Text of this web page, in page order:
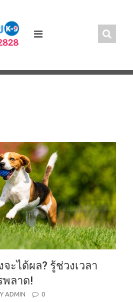
ะได้ผล? รู้ช่วงเวลา
ลาด!
ADMIN 0